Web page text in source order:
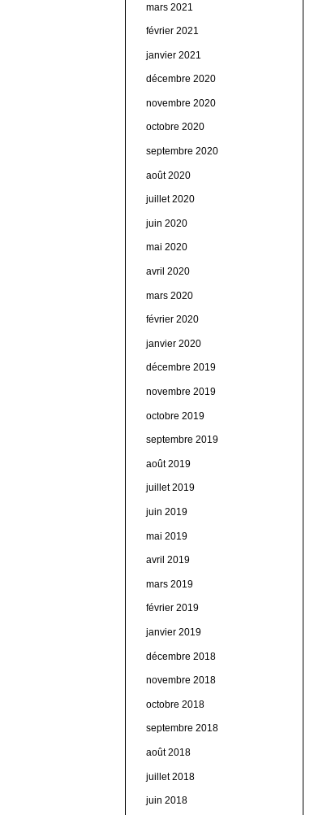
mars 2021
février 2021
janvier 2021
décembre 2020
novembre 2020
octobre 2020
septembre 2020
août 2020
juillet 2020
juin 2020
mai 2020
avril 2020
mars 2020
février 2020
janvier 2020
décembre 2019
novembre 2019
octobre 2019
septembre 2019
août 2019
juillet 2019
juin 2019
mai 2019
avril 2019
mars 2019
février 2019
janvier 2019
décembre 2018
novembre 2018
octobre 2018
septembre 2018
août 2018
juillet 2018
juin 2018